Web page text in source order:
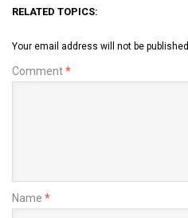
RELATED TOPICS:
Your email address will not be published.
Comment*
Name *